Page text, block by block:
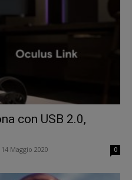
con USB 2.0,
14 Maggio 2020 0